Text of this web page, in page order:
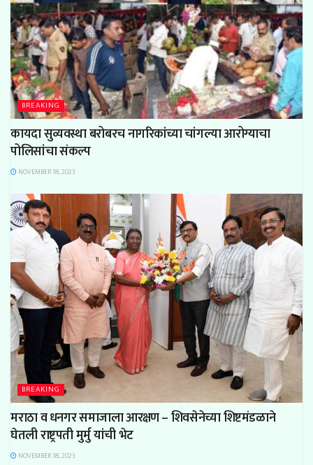
BREAKING
कायदा सुव्यवस्था बरोबरच नागरिकांच्या चांगल्या आरोग्याचा
पोलिसांचा संकल्प
NOVEMBER 18, 2023
BREAKING
मराठाव धनगरसमाजालाआरक्षण– शिवसेनेच्या शिष्टमंडळाने
घेतली राष्ट्रपतीमुर्मु यांचीभेट
NOVEMBER 18, 2023